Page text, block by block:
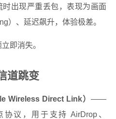
出现严重丢包，表现为画面
）、延迟飙升，体验极差。
即消失。
道跳变
Wireless Direct Link）——
议，用于支持 AirDrop、